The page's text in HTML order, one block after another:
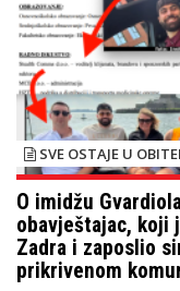
SVE OSTAJE U
O imidžu
obavještajac, koji
Zadra i zaposlio
prikrivenom